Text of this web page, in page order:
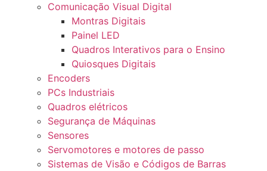
Comunicação Visual Digital
Montras Digitais
Painel LED
Quadros Interativos para o Ensino
Quiosques Digitais
Encoders
PCs Industriais
Quadros elétricos
Segurança de Máquinas
Sensores
Servomotores e motores de passo
Sistemas de Visão e Códigos de Barras